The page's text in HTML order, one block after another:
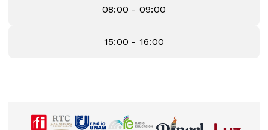
08:00 - 09:00
15:00 - 16:00